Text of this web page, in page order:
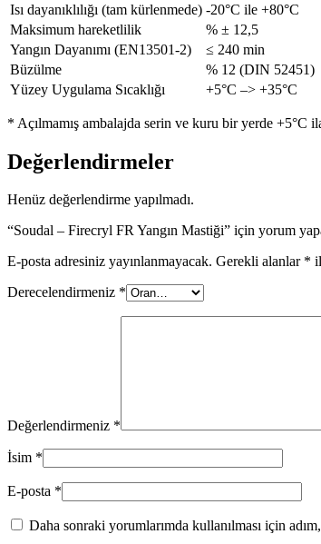
Isı dayanıklılığı (tam kürlenmede) -20°C ile +80°C
Maksimum hareketlilik
% ± 12,5
Yangın Dayanımı (EN13501-2)
≤ 240 min
Büzülme
% 12 (DIN 52451)
Yüzey Uygulama Sıcaklığı
+5°C –> +35°C
* Açılmamış ambalajda serin ve kuru bir yerde +5°C
Değerlendirmeler
Henüz değerlendirme yapılmadı.
“Soudal – Firecryl FR Yangın Mastiği” için yorum
E-posta adresiniz yayınlanmayacak. Gerekli alanlar *
Derecelendirmeniz *
Değerlendirmeniz *
İsim *
E-posta *
Daha sonraki yorumlarımda kullanılması için